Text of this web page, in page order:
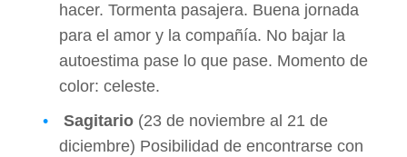
hacer. Tormenta pasajera. Buena jornada
para el amor y la compañía. No bajar la
autoestima pase lo que pase. Momento de
color: celeste.
Sagitario (23 de noviembre al 21 de
diciembre) Posibilidad de encontrarse con